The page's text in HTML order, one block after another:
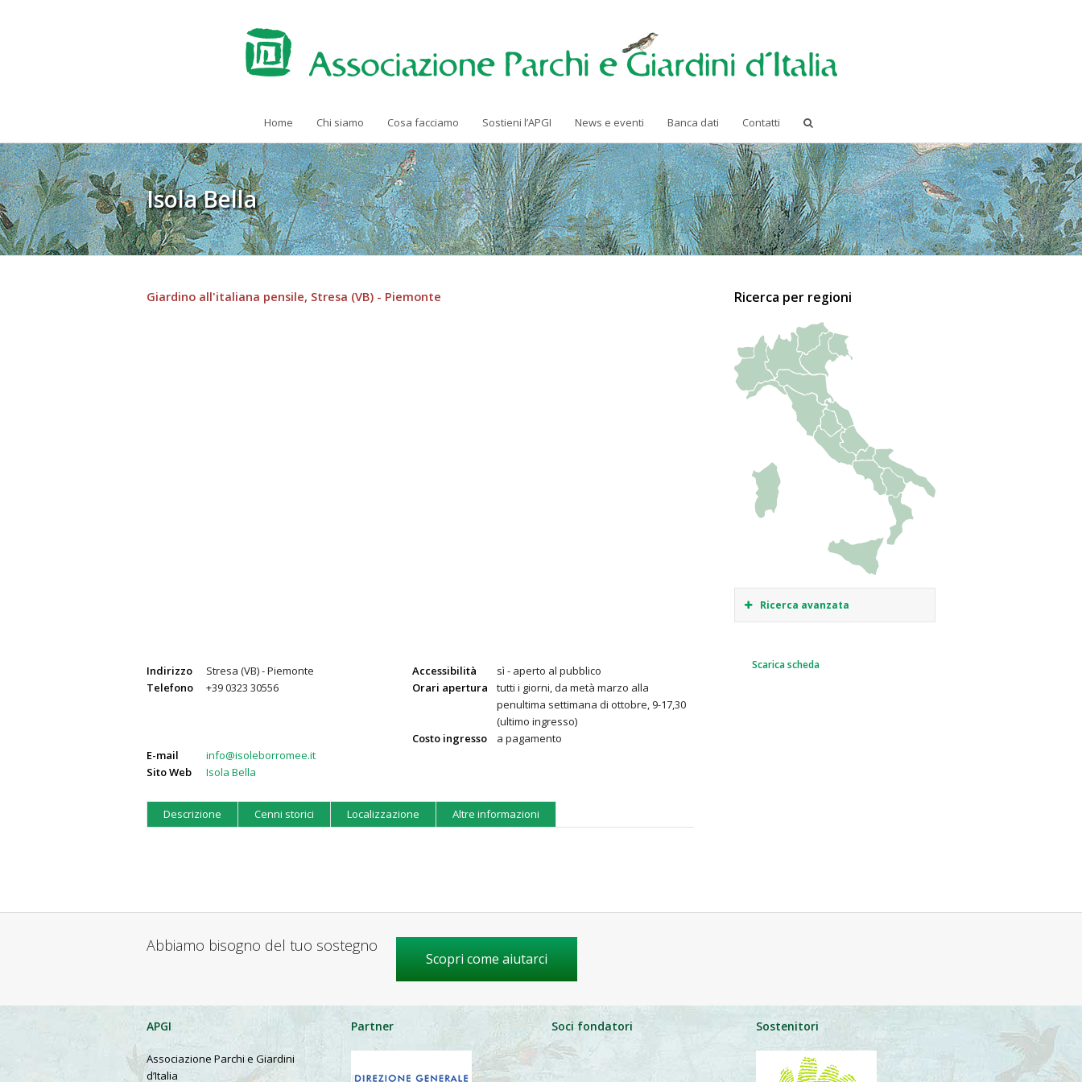
Home Chi siamo Cosa facciamo Sostieni l’APGI News e eventi Banca dati Contatti
Isola Bella
Giardino all'italiana pensile, Stresa (VB) - Piemonte
Indirizzo Stresa (VB) - Piemonte Accessibilità
sì - aperto al pubblico
Telefono
+39 0323 30556 Orari apertura
tutti i giorni, da metà marzo alla
penultima settimana di ottobre, 9-17,30
(ultimo ingresso)
Costo ingresso
a pagamento
E-mail
info@isoleborromee.it
Sito Web
Isola Bella
Descrizione Cenni storici Localizzazione Altre informazioni
Ricerca per regioni
Ricerca avanzata
Scarica scheda
Abbiamo bisogno del tuo sostegno
Scopri come aiutarci
APGI
Associazione Parchi e Giardini
d’Italia
Partner Soci fondatori Sostenitori